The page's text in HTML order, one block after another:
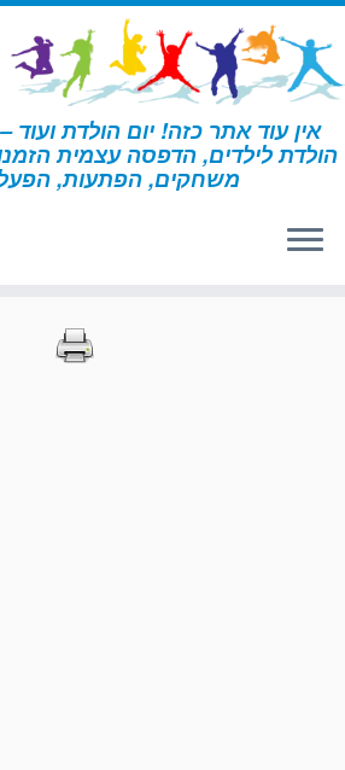
דלג
לתוכן
אין עוד אתר כזה! יום הולדת ועוד
הולדת לילדים, הדפסה עצמית
משחקים, הפתעות, דף הבית » הדפסות – בעלי חיים 2 » עמוד 10
הדפסות – בעלי חיים